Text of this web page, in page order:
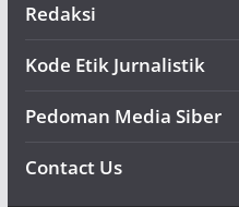
Redaksi
Kode Etik Jurnalistik
Pedoman Media Siber
Contact Us